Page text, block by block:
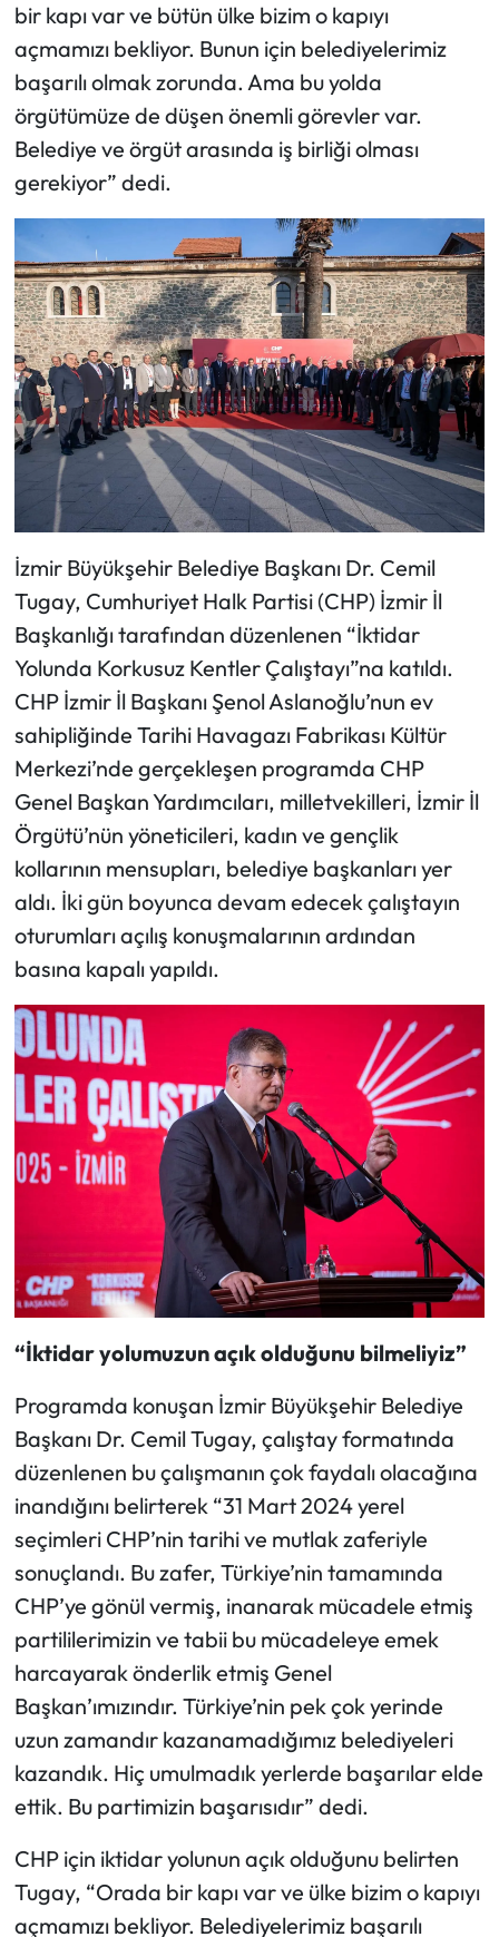
bir kapı var ve bütün ülke bizim o kapıyı
açmamızı bekliyor. Bunun için belediyelerimiz
başarılı olmak zorunda. Ama bu yolda
örgütümüze de düşen önemli görevler var.
Belediye ve örgüt arasında iş birliği olması
gerekiyor” dedi.
İzmir Büyükşehir Belediye Başkanı Dr. Cemil
Tugay, Cumhuriyet Halk Partisi (CHP) İzmir İl
Başkanlığı tarafından düzenlenen “İktidar
Yolunda Korkusuz Kentler Çalıştayı”na katıldı.
CHP İzmir İl Başkanı Şenol Aslanoğlu’nun ev
sahipliğinde Tarihi Havagazı Fabrikası Kültür
Merkezi’nde gerçekleşen programda CHP
Genel Başkan Yardımcıları, milletvekilleri, İzmir İl
Örgütü’nün yöneticileri, kadın ve gençlik
kollarının mensupları, belediye başkanları yer
aldı. İki gün boyunca devam edecek çalıştayın
oturumları açılış konuşmalarının ardından
basına kapalı yapıldı.
“İktidar yolumuzun açık olduğunu bilmeliyiz”
Programda konuşan İzmir Büyükşehir Belediye
Başkanı Dr. Cemil Tugay, çalıştay formatında
düzenlenen bu çalışmanın çok faydalı olacağına
inandığını belirterek “31 Mart 2024 yerel
seçimleri CHP’nin tarihi ve mutlak zaferiyle
sonuçlandı. Bu zafer, Türkiye’nin tamamında
CHP’ye gönül vermiş, inanarak mücadele etmiş
partililerimizin ve tabii bu mücadeleye emek
harcayarak önderlik etmiş Genel
Başkan’ımızındır. Türkiye’nin pek çok yerinde
uzun zamandır kazanamadığımız belediyeleri
kazandık. Hiç umulmadık yerlerde başarılar elde
ettik. Bu partimizin başarısıdır” dedi.
CHP için iktidar yolunun açık olduğunu belirten
Tugay, “Orada bir kapı var ve ülke bizim o kapıyı
açmamızı bekliyor. Belediyelerimiz başarılı